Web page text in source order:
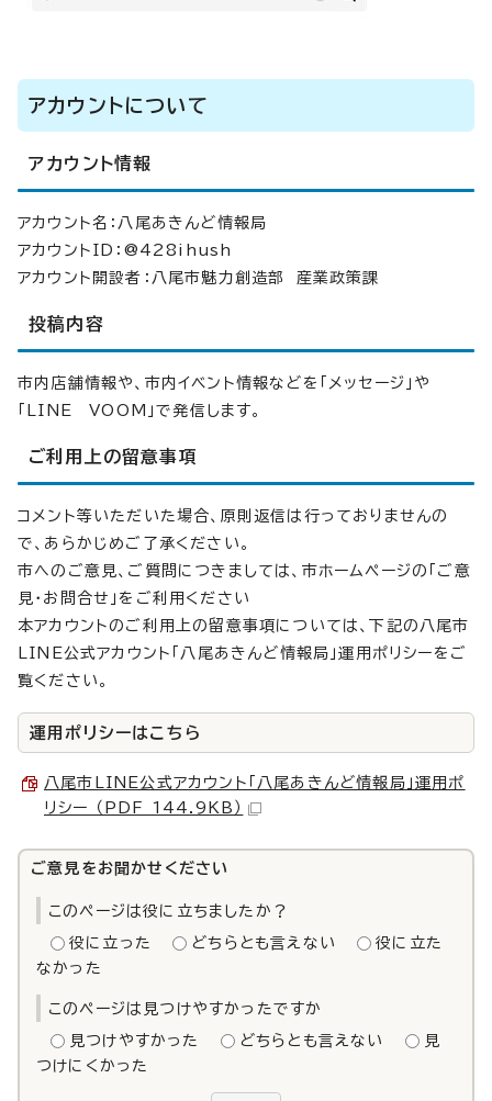
アカウントについて
アカウント情報
アカウント名：八尾あきんど情報局
アカウントID：@428ihush
アカウント開設者：八尾市魅力創造部 産業政策課
投稿内容
市内店舗情報や、市内イベント情報などを「メッセージ」や
「LINE VOOM」で発信します。
ご利用上の留意事項
コメント等いただいた場合、原則返信は行っておりませんの
で、あらかじめご了承ください。
市へのご意見、ご質問につきましては、市ホームページの「ご意
見・お問合せ」をご利用ください
本アカウントのご利用上の留意事項については、下記の八尾市
LINE公式アカウント「八尾あきんど情報局」運用ポリシーをご
覧ください。
運用ポリシーはこちら
八尾市LINE公式アカウント「八尾あきんど情報局」運用ポ
リシー （PDF 144.9KB）
ご意見をお聞かせください
このページは役に立ちましたか？
役に立った どちらとも言えない
役に立た
なかった
このページは見つけやすかったですか
見つけやすかった どちらとも言えない
見
つけにくかった